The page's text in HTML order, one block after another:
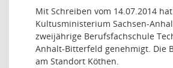
Mit Schreiben vom 14.07.2014
Kultusministerium Sachsen-
zweijährige Berufsfachschule
Anhalt-Bitterfeld genehmigt. Die
am Standort Köthen.